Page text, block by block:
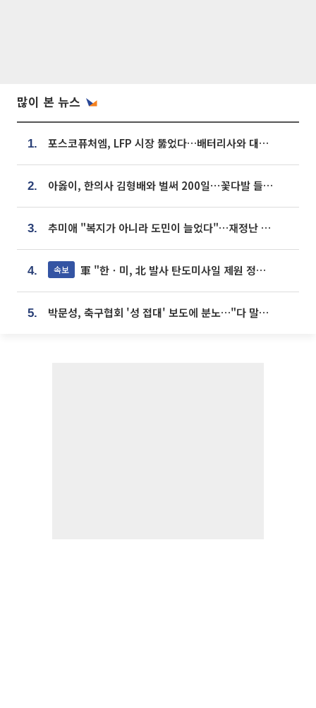
많이 본 뉴스
1. 포스코퓨처엠, LFP 시장 뚫었다…배터리사와 대규모 장기 공급 합의
2. 아옳이, 한의사 김형배와 벌써 200일⋯꽃다발 들고 "프러포즈 아냐"
3. 추미애 "복지가 아니라 도민이 늘었다"…재정난 책임론 정면돌파
4. 속보 軍 "한ㆍ미, 北 발사 탄도미사일 제원 정밀분석 중"
5. 박문성, 축구협회 '성 접대' 보도에 분노…"다 말아먹으려고 작정했나"